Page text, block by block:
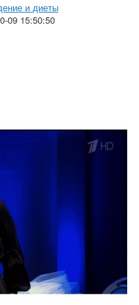
и диеты
09 15:50:50